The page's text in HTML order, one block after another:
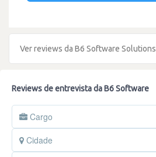
Ver reviews da B6 Software Solutions
Reviews de entrevista da B6 Software
Cargo
Cidade